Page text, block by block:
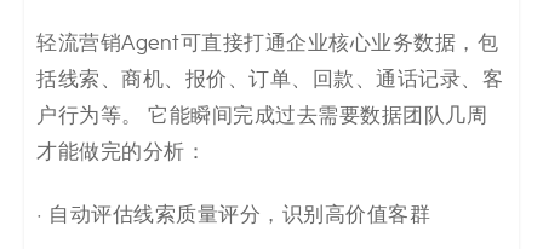
轻流营销Agent可直接打通企业核心业务数据，包
括线索、商机、报价、订单、回款、通话记录、客
户行为等。 它能瞬间完成过去需要数据团队几周
才能做完的分析：
· 自动评估线索质量评分，识别高价值客群